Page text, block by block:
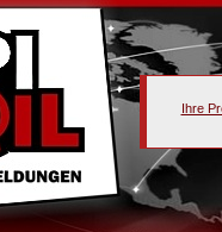
Ihre